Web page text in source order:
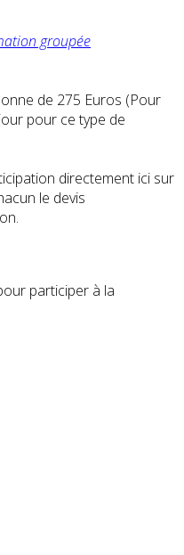
groupée
de 275 Euros (Pour
pour ce type de
directement ici sur
le devis
participer à la